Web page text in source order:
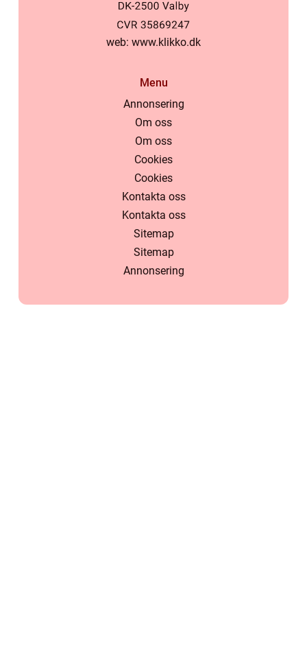
web: www.klikko.dk
Menu
Annonsering
Om oss
Om oss
Cookies
Cookies
Kontakta oss
Kontakta oss
Sitemap
Sitemap
Annonsering